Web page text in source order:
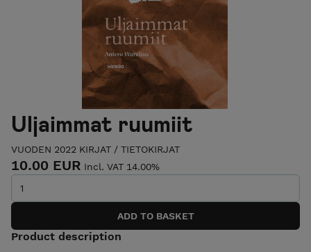
Uljaimmat ruumiit
VUODEN 2022 KIRJAT / TIETOKIRJAT
10.00 EUR Incl. VAT 14.00%
Product description